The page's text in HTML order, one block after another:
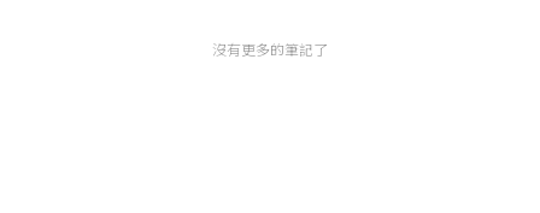
沒有更多的筆記了